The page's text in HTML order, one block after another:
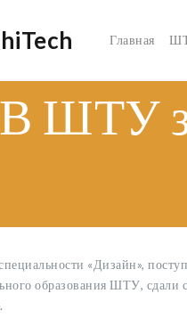
Главная
В ШТУ
«Дизайн»,
образования ШТУ, сдали